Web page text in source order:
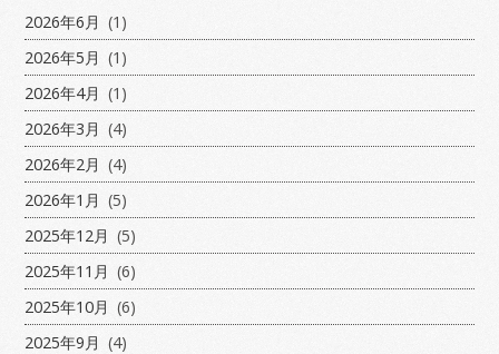
2026年6月 (1)
2026年5月 (1)
2026年4月 (1)
2026年3月 (4)
2026年2月 (4)
2026年1月 (5)
2025年12月 (5)
2025年11月 (6)
2025年10月 (6)
2025年9月 (4)